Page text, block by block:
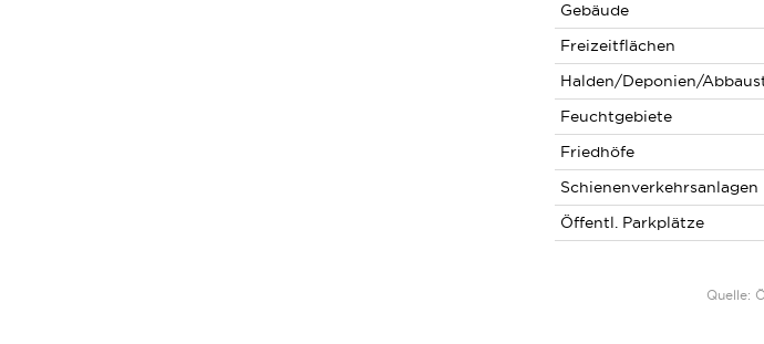
Gebäude
Freizeitflächen
Halden/Deponien/
Feuchtgebiete
Friedhöfe
Schienenverkehrsanlagen
Öffentl. Parkplätze
Quelle: